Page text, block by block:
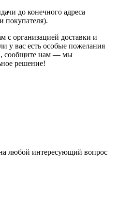
до конечного адреса
покупателя).
с организацией доставки и
у вас есть особые пожелания
сообщите нам — мы
решение!
любой интересующий вопрос